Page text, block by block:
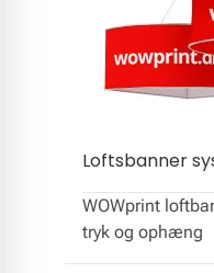
Loftsbanner
WOWprint
tryk og ophæng